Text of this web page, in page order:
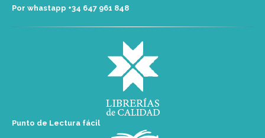
Por whastapp +34 ‭647 961 848‬
Punto de Lectura fácil